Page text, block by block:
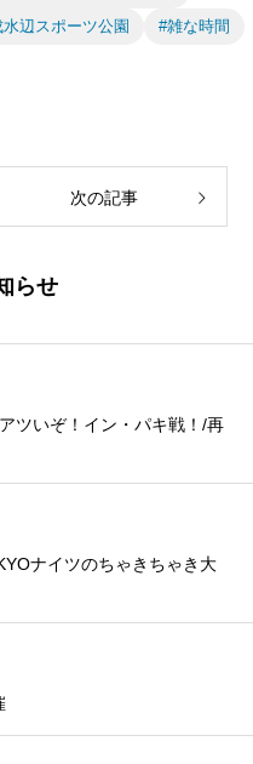
辺スポーツ公園
#雑な時間
次の記事
らせ
ツいぞ！イン・パキ戦！/再
ナイツのちゃきちゃき大